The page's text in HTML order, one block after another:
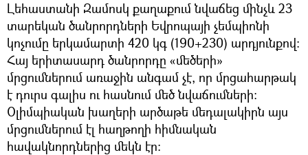
Լեհաստանի Զամոսկ քաղաքում նվաճեց մինչև 23
տարեկան ծանրորդների Եվրոպայի չեմպիոնի
կոչումը երկամարտի 420 կգ (190+230) արդյունքով:
Հայ երիտասարդ ծանրորդը «մեծերի»
մրցումներում առաջին անգամ չէ, որ մրցահարթակ
է դուրս գալիս ու հասնում մեծ նվաճումների:
Օլիմպիական խաղերի արծաթե մեդալակիրն այս
մրցումներում էլ հաղթողի հիմնական
հավակնորդներից մեկն էր: